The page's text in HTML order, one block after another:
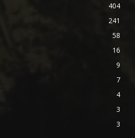
404
241
58
16
9
7
4
3
3